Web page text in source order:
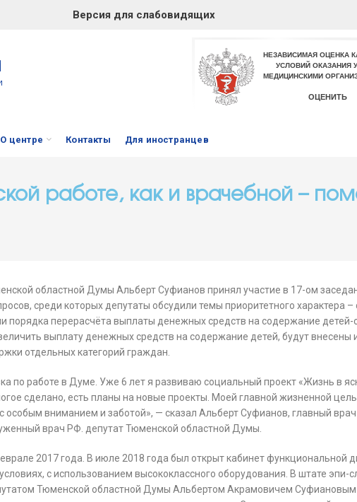
Версия для слабовидящих
О центре Контакты Для иностранцев
работе, как и врачебной –
областной Думы Альберт Суфианов принял участие в 17-ом
среди которых депутаты обсудили темы приоритетного характера
перерасчёта выплаты денежных средств на содержание детей-
выплату денежных средств на содержание детей, будут внесены
отдельных категорий граждан.
по работе в Думе. Уже 6 лет я развиваю социальный проект «Жизнь в
сделано, есть планы на новые проекты. Моей главной жизненной
особым вниманием и заботой», — сказал Альберт Суфианов, главный
врач РФ. депутат Тюменской областной Думы.
2017 года. В июле 2018 года был открыт кабинет функциональной
с использованием высококлассного оборудования. В штате
Тюменской областной Думы Альбертом Акрамовичем